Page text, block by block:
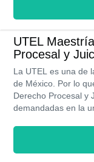
UTEL
Procesal y
La UTEL es una de
de México. Por lo
Derecho Procesal y
demandadas en la
reconocimiento
ofrece un